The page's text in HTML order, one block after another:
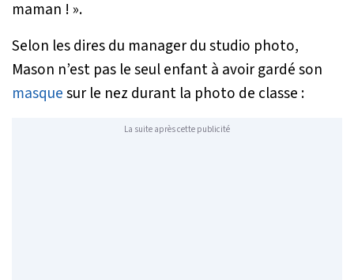
maman ! ».
Selon les dires du manager du studio photo,
Mason n’est pas le seul enfant à avoir gardé son
masquesur le nez durant la photo de classe :
La suite après cette publicité